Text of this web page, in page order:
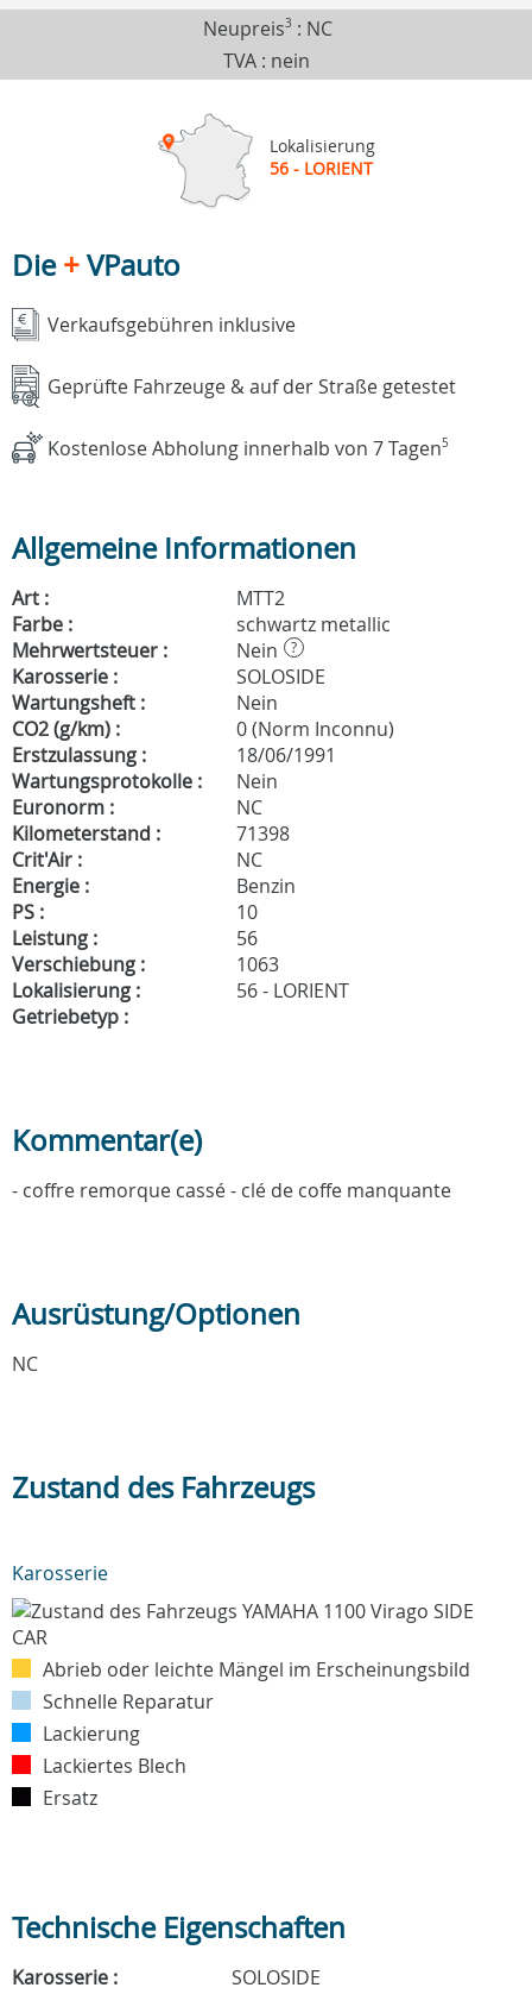
Neupreis3 : NC
TVA : nein
Lokalisierung
56 - LORIENT
Die+VPauto
Verkaufsgebühren inklusive
Geprüfte Fahrzeuge & auf der Straße getestet
Kostenlose Abholung innerhalb von 7 Tagen5
Allgemeine Informationen
Art :
MTT2
Farbe :
schwartz metallic
Mehrwertsteuer :
Nein ?
Karosserie :
SOLOSIDE
Wartungsheft :
Nein
CO2 (g/km) :
0 (Norm Inconnu)
Erstzulassung :
18/06/1991
Wartungsprotokolle :
Nein
Euronorm :
NC
Kilometerstand :
71398
Crit'Air :
NC
Energie :
Benzin
PS :
10
Leistung :
56
Verschiebung :
1063
Lokalisierung :
56 - LORIENT
Getriebetyp :
Kommentar(e)
- coffre remorque cassé - clé de coffe manquante
Ausrüstung/Optionen
NC
Zustand des Fahrzeugs
Karosserie
Abrieb oder leichte Mängel im Erscheinungsbild
Schnelle Reparatur
Lackierung
Lackiertes Blech
Ersatz
Technische Eigenschaften
Karosserie :
SOLOSIDE